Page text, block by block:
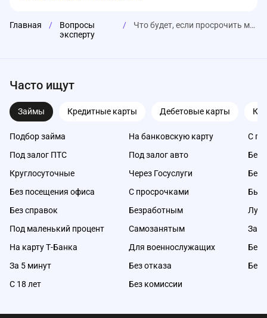
Главная /
Вопросы
эксперту
/ Что будет, если просрочить микрозайм?
Часто ищут
Займы Кредитные карты Дебетовые карты
Подбор займа
Под залог ПТС
Круглосуточные
Без посещения офиса
Без справок
Под маленький процент
На карту Т-Банка
За 5 минут
С 18 лет
На банковскую карту
Под залог авто
Через Госуслуги
С просрочками
Безработным
Самозанятым
Для военнослужащих
Без отказа
Без комиссии
С
Без
Без
Без
Без